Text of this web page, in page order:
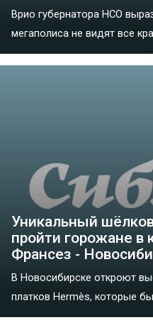
Врио губернатора НСО
мегаполиса не видят все
Уникальный
пройти горожане в
Франсез -
В Новосибирске откроют
платков Hermès, которые